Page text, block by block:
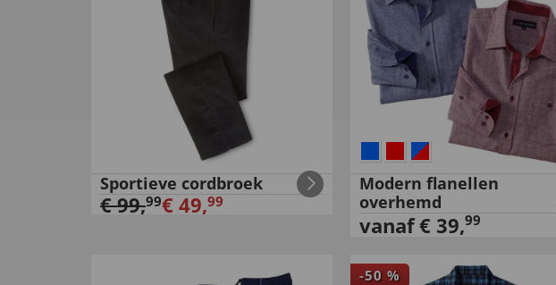
Sportieve cordbroek
€99,99€ 49,99
Modern flanellen
overhemd
vanaf€ 39,99
-50 %